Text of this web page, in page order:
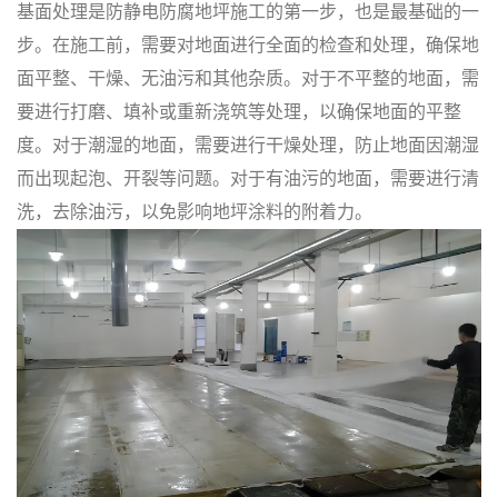
基面处理是防静电防腐地坪施工的第一步，也是最基础的一
步。在施工前，需要对地面进行全面的检查和处理，确保地
面平整、干燥、无油污和其他杂质。对于不平整的地面，需
要进行打磨、填补或重新浇筑等处理，以确保地面的平整
度。对于潮湿的地面，需要进行干燥处理，防止地面因潮湿
而出现起泡、开裂等问题。对于有油污的地面，需要进行清
洗，去除油污，以免影响地坪涂料的附着力。